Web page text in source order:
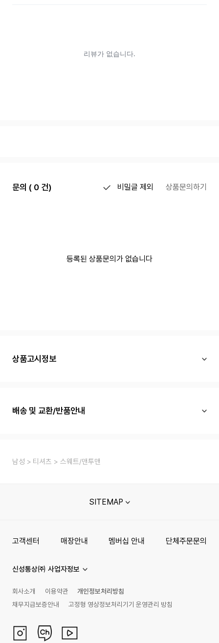
문의 ( 0 건) 비밀글 제외 상품문의하기
등록된 상품문의가 없습니다
상품고시정보
배송 및 교환/반품안내
남성 티셔츠 스웨트/맨투맨
SITEMAP
고객센터 매장안내 멤버십 안내 단체주문문의
신성통상㈜ 사업자정보
회사소개 이용약관
개인정보처리방침
채무지급보증안내
고정형 영상정보처리기기 운영관리 방침